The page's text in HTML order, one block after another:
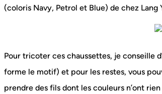
(coloris Navy, Petrol et Blue) de chez Lang
Pour tricoter ces chaussettes, je conseille
forme le motif) et pour les restes, vous
prendre des fils dont les couleurs n’ont